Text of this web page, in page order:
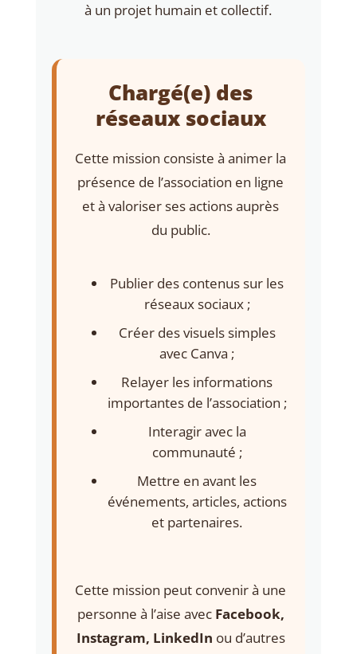
à un projet humain et collectif.
Chargé(e) des
réseaux sociaux
Cette mission consiste à animer la
présence de l’association en ligne
et à valoriser ses actions auprès
du public.
Publier des contenus sur les
réseaux sociaux ;
Créer des visuels simples
avec Canva ;
Relayer les informations
importantes de l’association ;
Interagir avec la
communauté ;
Mettre en avant les
événements, articles, actions
et partenaires.
Cette mission peut convenir à une
personne à l’aise avec Facebook,
Instagram, LinkedIn ou d’autres